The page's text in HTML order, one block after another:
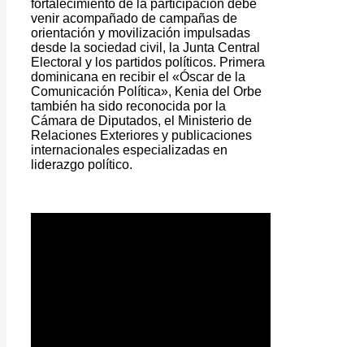
fortalecimiento de la participación debe
venir acompañado de campañas de
orientación y movilización impulsadas
desde la sociedad civil, la Junta Central
Electoral y los partidos políticos. Primera
dominicana en recibir el «Óscar de la
Comunicación Política», Kenia del Orbe
también ha sido reconocida por la
Cámara de Diputados, el Ministerio de
Relaciones Exteriores y publicaciones
internacionales especializadas en
liderazgo político.